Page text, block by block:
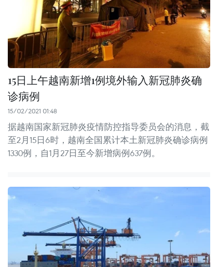
15日上午越南新增1例境外输入新冠肺炎确
诊病例
15/02/2021 01:48
据越南国家新冠肺炎疫情防控指导委员会的消息，截
至2月15日6时，越南全国累计本土新冠肺炎确诊病例
1330例，自1月27日至今新增病例637例。